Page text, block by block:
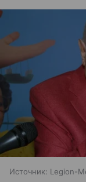
Источник: Legion-